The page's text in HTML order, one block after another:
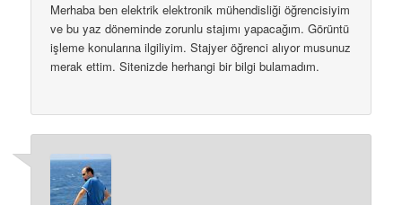
Merhaba ben elektrik elektronik mühendisliği öğrencisiyim
ve bu yaz döneminde zorunlu stajımı yapacağım. Görüntü
işleme konularına ilgiliyim. Stajyer öğrenci alıyor musunuz
merak ettim. Sitenizde herhangi bir bilgi bulamadım.